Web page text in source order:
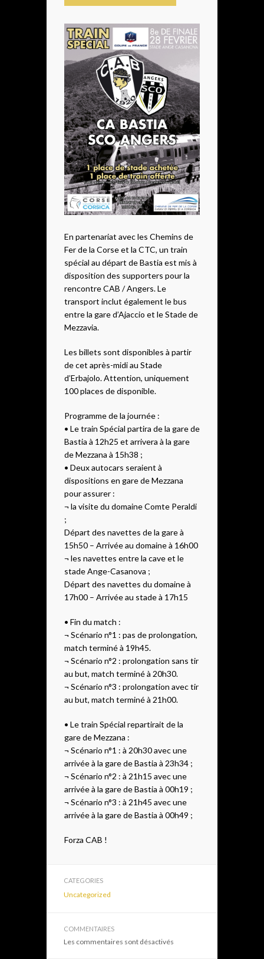
En partenariat avec les Chemins de
Fer de la Corse et la CTC, un train
spécial au départ de Bastia est mis à
disposition des supporters pour la
rencontre CAB / Angers. Le
transport inclut également le bus
entre la gare d’Ajaccio et le Stade de
Mezzavia.
Les billets sont disponibles à partir
de cet après-midi au Stade
d’Erbajolo. Attention, uniquement
100 places de disponible.
Programme de la journée :
• Le train Spécial partira de la gare de
Bastia à 12h25 et arrivera à la gare
de Mezzana à 15h38 ;
• Deux autocars seraient à
dispositions en gare de Mezzana
pour assurer :
¬ la visite du domaine Comte Peraldi
;
Départ des navettes de la gare à
15h50 – Arrivée au domaine à 16h00
¬ les navettes entre la cave et le
stade Ange-Casanova ;
Départ des navettes du domaine à
17h00 – Arrivée au stade à 17h15
• Fin du match :
¬ Scénario n°1 : pas de prolongation,
match terminé à 19h45.
¬ Scénario n°2 : prolongation sans tir
au but, match terminé à 20h30.
¬ Scénario n°3 : prolongation avec tir
au but, match terminé à 21h00.
• Le train Spécial repartirait de la
gare de Mezzana :
¬ Scénario n°1 : à 20h30 avec une
arrivée à la gare de Bastia à 23h34 ;
¬ Scénario n°2 : à 21h15 avec une
arrivée à la gare de Bastia à 00h19 ;
¬ Scénario n°3 : à 21h45 avec une
arrivée à la gare de Bastia à 00h49 ;
Forza CAB !
CATEGORIES
Uncategorized
COMMENTAIRES
Les commentaires sont désactivés